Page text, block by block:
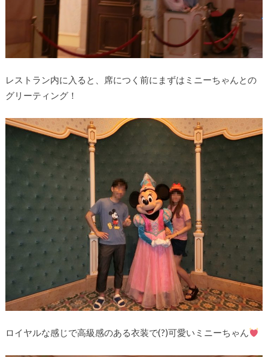
レストラン内に入ると、席につく前にまずはミニーちゃんとの
グリーティング！
ロイヤルな感じで高級感のある衣装で(?)可愛いミニーちゃん